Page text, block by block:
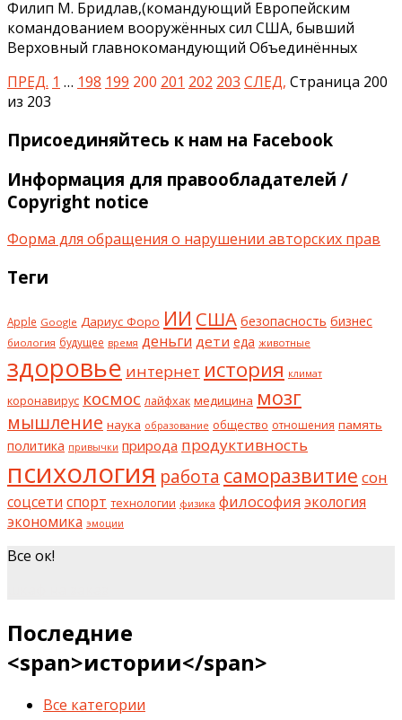
Филип М. Бридлав,(командующий Европейским
командованием вооружённых сил США, бывший
Верховный главнокомандующий Объединённых
ПРЕД. 1 … 198 199 200 201 202 203 СЛЕД, Страница 200
из 203
Присоединяйтесь к нам на Facebook
Информация для правообладателей /
Copyright notice
Форма для обращения о нарушении авторских прав
Теги
Apple Google Дариус Форо ИИ США безопасность бизнес
биология будущее время деньги дети еда животные
здоровье интернет история климат
коронавирус космос лайфхак медицина мозг
мышление наука образование общество отношения память
политика привычки природа продуктивность
психология работа саморазвитие сон
соцсети спорт технологии физика философия экология
экономика эмоции
Все ок!
Последние
<span>истории</span>
Все категории